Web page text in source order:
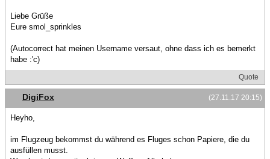
Liebe Grüße
Eure smol_sprinkles
(Autocorrect hat meinen Username versaut, ohne dass ich es bemerkt
habe :'c)
Quote
(27.11.17 20:15)
DigiFox
Heyho,
im Flugzeug bekommst du während es Fluges schon Papiere, die du
ausfüllen musst.